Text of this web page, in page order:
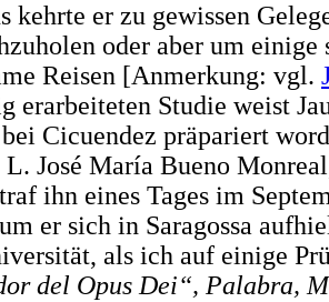
kehrte er zu gewissen
oder aber um
Reisen [Anmerkung: vgl.
erarbeiteten Studie weist
Cicuendez präpariert
L. José María Bueno
ihn eines Tages im
er sich in Saragossa
als ich auf einige
del Opus Dei“, Palabra,